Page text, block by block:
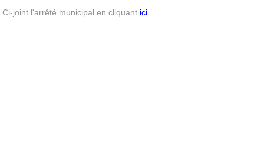
Ci-joint l'arrêté municipal en cliquant ici